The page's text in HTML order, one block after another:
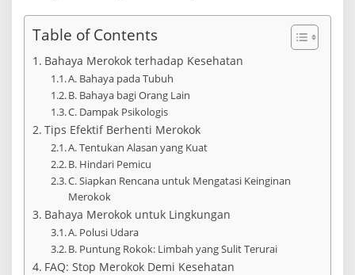
Table of Contents
Bahaya Merokok terhadap Kesehatan
A. Bahaya pada Tubuh
B. Bahaya bagi Orang Lain
C. Dampak Psikologis
Tips Efektif Berhenti Merokok
A. Tentukan Alasan yang Kuat
B. Hindari Pemicu
C. Siapkan Rencana untuk Mengatasi Keinginan
Merokok
Bahaya Merokok untuk Lingkungan
A. Polusi Udara
B. Puntung Rokok: Limbah yang Sulit Terurai
FAQ: Stop Merokok Demi Kesehatan